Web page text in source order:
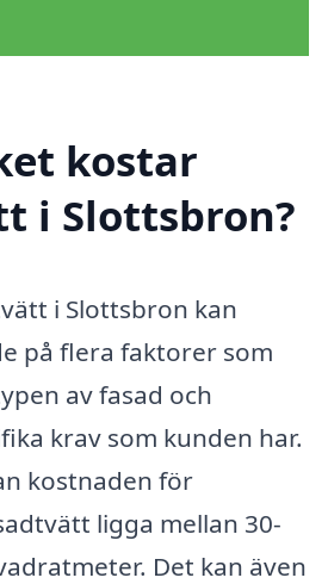
kostar
i Slottsbron?
i Slottsbron kan
på flera faktorer som
av fasad och
krav som kunden har.
kostnaden för
ligga mellan 30-
Det kan även